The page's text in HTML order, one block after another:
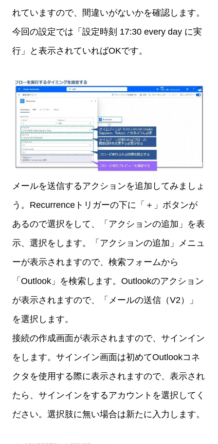
れていますので、間違いがないかを確認します。
今回の設定では「設定時刻 17:30 every day に実
行」と表示されていればOKです。
メールを送信するアクションを追加してみましょ
う。Recurrenceトリガーの下に「＋」ボタンが
あるので選択をして、「アクションの追加」を表
示、選択をします。「アクションの追加」メニュ
ーが表示されますので、検索フォームから
「Outlook」を検索します。Outlookのアクション
が表示されますので、「メールの送信（V2）」
を選択します。
接続の作成画面が表示されますので、サインイン
をします。サインイン画面は初めてOutlookコネ
クタを使用する際に表示されますので、表示され
たら、サインインをするアカウントを選択してく
ださい。選択肢に無い場合は新たに入力します。